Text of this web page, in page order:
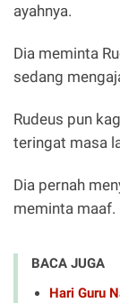
ayahnya.
Dia meminta
sedang
Rudeus pun
teringat masa
Dia pernah
meminta maaf.
BACA JUGA
Hari Guru